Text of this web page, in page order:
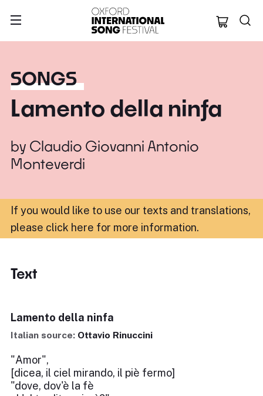
Oxford
SONGS
Lamento della ninfa
by Claudio Giovanni Antonio
Monteverdi
If you would like to use our texts and translations,
please click here for more information.
Text
Lamento della ninfa
Italian source: Ottavio Rinuccini
"Amor",
[dicea, il ciel mirando, il piè fermo]
"dove, dov'è la fè